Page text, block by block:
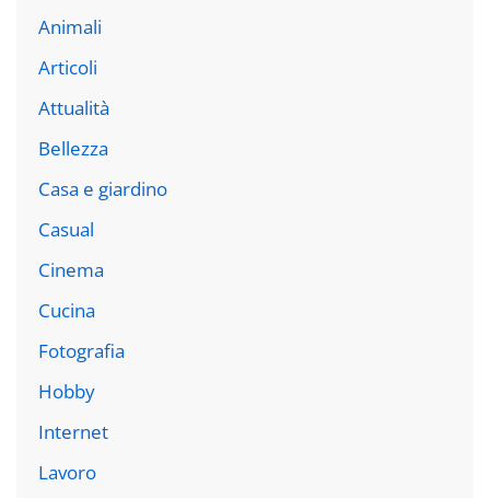
Animali
Articoli
Attualità
Bellezza
Casa e giardino
Casual
Cinema
Cucina
Fotografia
Hobby
Internet
Lavoro